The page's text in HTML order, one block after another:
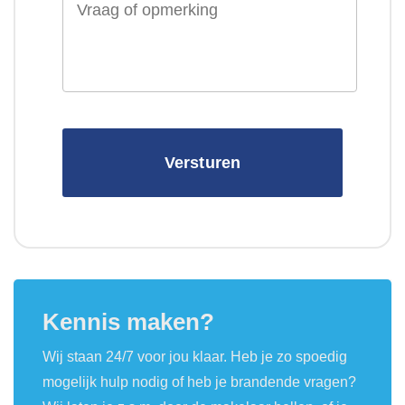
of
opmerking
Kennis maken?
Wij staan 24/7 voor jou klaar. Heb je zo spoedig
mogelijk hulp nodig of heb je brandende vragen?